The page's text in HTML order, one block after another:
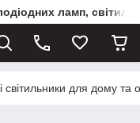
ламп,
світильники для дому та